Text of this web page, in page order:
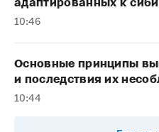
адаптированных к
10:46
Основные принципы
и последствия их
10:44